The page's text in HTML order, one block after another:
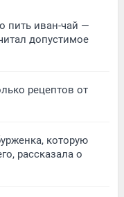
пить иван-чай —
допустимое
рецептов от
которую
рассказала о